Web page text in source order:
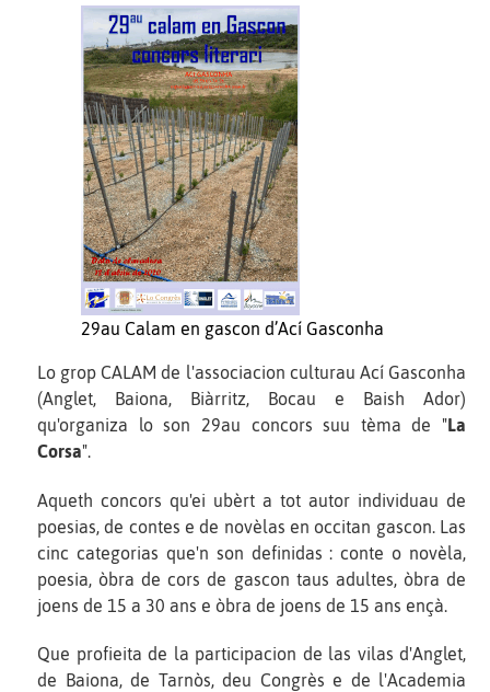
29au Calam en gascon d’Ací Gasconha
Lo grop CALAM de l'associacion culturau Ací Gasconha
(Anglet, Baiona, Biàrritz, Bocau e Baish Ador)
qu'organiza lo son 29au concors suu tèma de "La
Corsa".
Aqueth concors qu'ei ubèrt a tot autor individuau de
poesias, de contes e de novèlas en occitan gascon. Las
cinc categorias que'n son definidas : conte o novèla,
poesia, òbra de cors de gascon taus adultes, òbra de
joens de 15 a 30 ans e òbra de joens de 15 ans ençà.
Que profieita de la participacion de las vilas d'Anglet,
de Baiona, de Tarnòs, deu Congrès e de l'Academia